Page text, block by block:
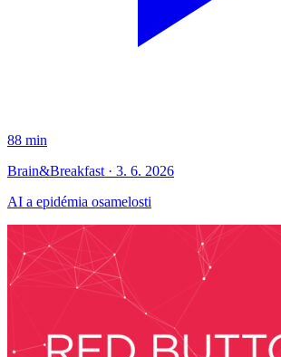
88 min
Brain&Breakfast · 3. 6. 2026
AI a epidémia osamelosti